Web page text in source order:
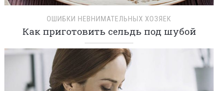
ОШИБКИ НЕВНИМАТЕЛЬНЫХ ХОЗЯЕК
Как приготовить сельдь под шубой